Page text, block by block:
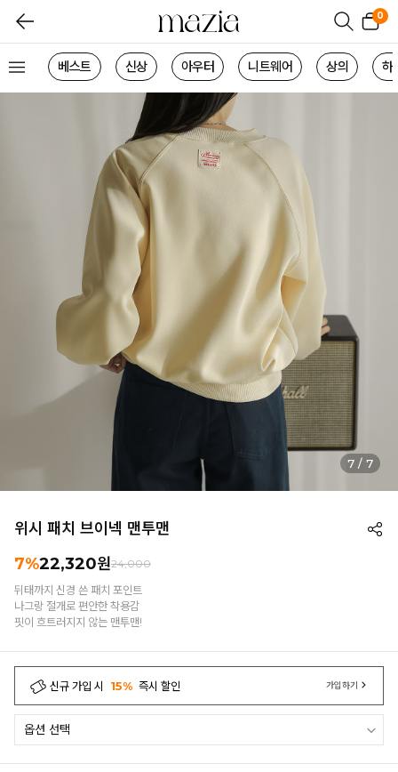
0
베스트 신상 아우터 니트웨어 상의 하
7 / 7
위시 패치 브이넥 맨투맨
7%22,320원24,000
뒤태까지 신경 쓴 패치 포인트
나그랑 절개로 편안한 착용감
핏이 흐트러지지 않는 맨투맨!
신규 가입 시 15% 즉시 할인 가입하기